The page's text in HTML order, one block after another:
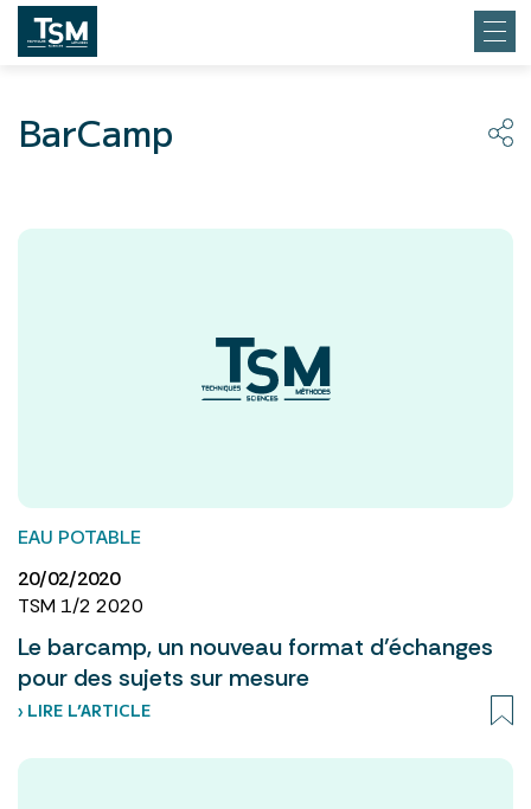
BarCamp
EAU POTABLE
20/02/2020
TSM 1/2 2020
Le barcamp, un nouveau format d’échanges
pour des sujets sur mesure
› LIRE L’ARTICLE